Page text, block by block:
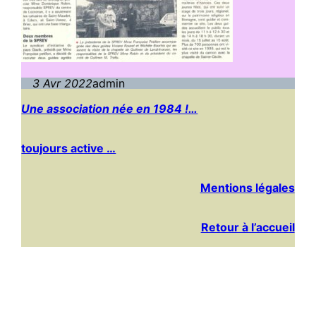
3 Avr 2022admin
Une association née en 1984 !…
toujours active …
Mentions légales
Retour à l’accueil